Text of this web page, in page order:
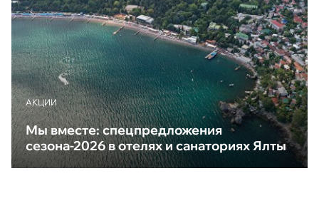
АКЦИИ
Мы вместе: спецпредложения
сезона-2026 в отелях и санаториях Ялты